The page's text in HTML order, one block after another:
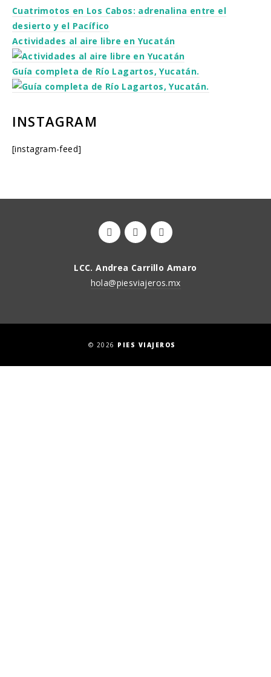
Cuatrimotos en Los Cabos: adrenalina entre el
desierto y el Pacífico
Actividades al aire libre en Yucatán
Guía completa de Río Lagartos, Yucatán.
INSTAGRAM
[instagram-feed]
LCC. Andrea Carrillo Amaro
hola@piesviajeros.mx
© 2026 PIES VIAJEROS